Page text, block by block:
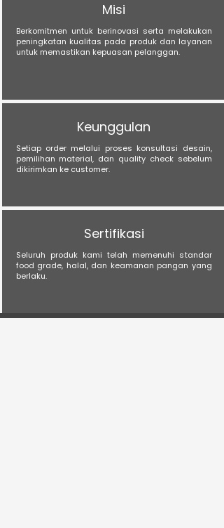
Misi
Berkomitmen untuk berinovasi serta melakukan
peningkatan kualitas pada produk dan layanan
untuk memastikan kepuasan pelanggan.
Keunggulan
Setiap order melalui proses konsultasi desain,
pemilihan material, dan quality check sebelum
dikirimkan ke customer.
Sertifikasi
Seluruh produk kami telah memenuhi standar
food grade, halal, dan keamanan pangan yang
berlaku.